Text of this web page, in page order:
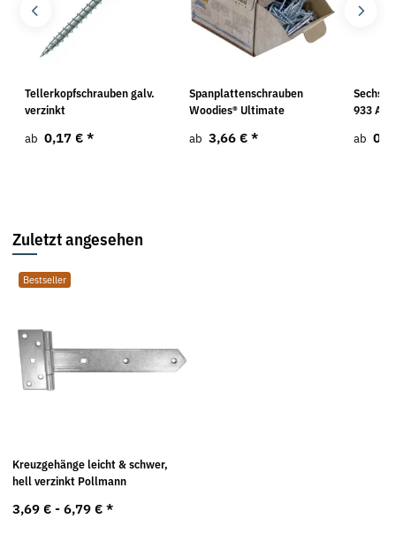
Tellerkopfschrauben galv.
verzinkt
ab 0,17 € *
Spanplattenschrauben
Woodies® Ultimate
ab 3,66 € *
933 A2
ab
Zuletzt angesehen
Bestseller
Kreuzgehänge leicht & schwer,
hell verzinkt Pollmann
3,69 € - 6,79 € *